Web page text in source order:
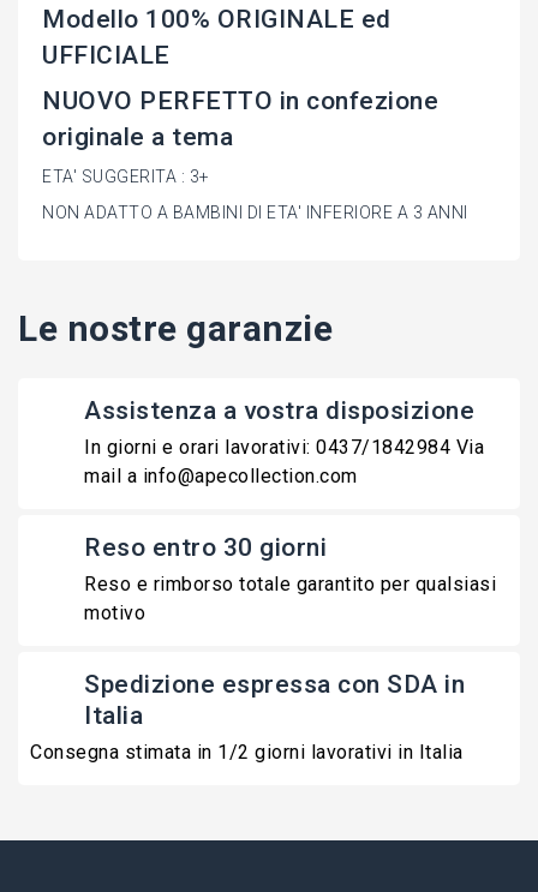
Modello 100% ORIGINALE ed
UFFICIALE
NUOVO PERFETTO in confezione
originale a tema
ETA' SUGGERITA : 3+
NON ADATTO A BAMBINI DI ETA' INFERIORE A 3 ANNI
Le nostre garanzie
Assistenza a vostra disposizione
In giorni e orari lavorativi: 0437/1842984 Via
mail a info@apecollection.com
Reso entro 30 giorni
Reso e rimborso totale garantito per qualsiasi
motivo
Spedizione espressa con SDA in
Italia
Consegna stimata in 1/2 giorni lavorativi in Italia